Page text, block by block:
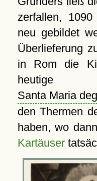
zerfallen,
neu gebildet
Überlieferung
in Rom die
Santa Maria
den Thermen
haben, wo
Kartäuser